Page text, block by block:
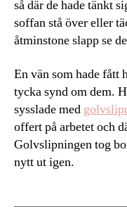
så där de hade tänkt
soffan stå över eller
åtminstone slapp se
En vän som hade fått
tycka synd om dem.
sysslade med
offert på arbetet och
Golvslipningen tog
nytt ut igen.